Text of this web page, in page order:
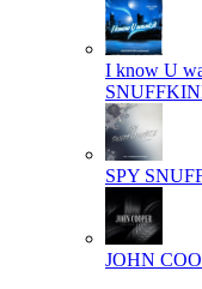
I know U
SPY
JOHN